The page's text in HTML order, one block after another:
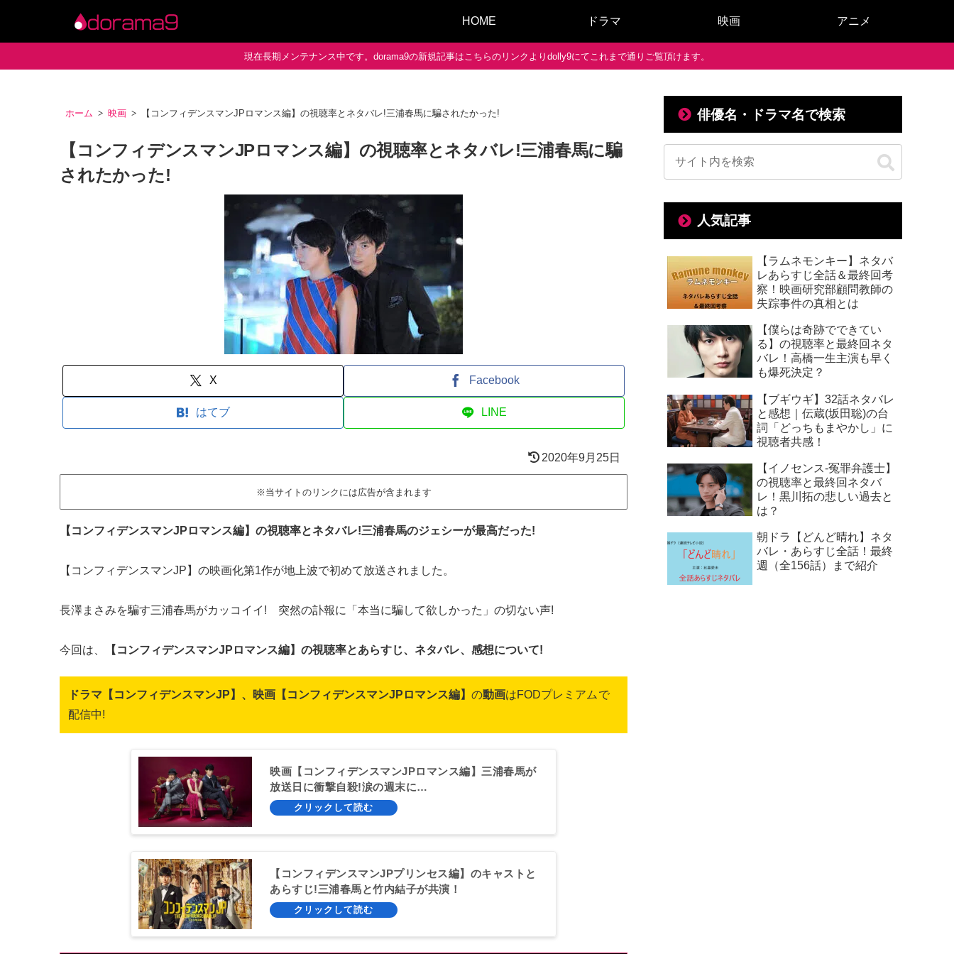
HOME ドラマ 映画 アニメ
現在長期メンテナンス中です。dorama9の新規記事はこちらのリンクよりdolly9にてこれまで通りご覧頂けます。
ホーム 映画 【コンフィデンスマンJPロマンス編】の視聴率とネタバレ!三浦春馬に騙されたかった!
【コンフィデンスマンJPロマンス編】の視聴率とネタバレ!三浦春馬に騙
されたかった!
X Facebook
はてブ LINE
2020年9月25日
※当サイトのリンクには広告が含まれます
【コンフィデンスマンJPロマンス編】の視聴率とネタバレ!三浦春馬のジェシーが最高だった!
【コンフィデンスマンJP】の映画化第1作が地上波で初めて放送されました。
長澤まさみを騙す三浦春馬がカッコイイ! 突然の訃報に「本当に騙して欲しかった」の切ない声!
今回は、 【コンフィデンスマンJPロマンス編】の視聴率とあらすじ、ネタバレ、感想について!
ドラマ【コンフィデンスマンJP】、映画【コンフィデンスマンJPロマンス編】 の動画はFODプレミアム で
配信中!
映画【コンフィデンスマンJPロマンス編】三浦春馬が
放送日に衝撃自殺!涙の週末に…
【コンフィデンスマンJPプリンセス編】のキャストと
あらすじ!三浦春馬と竹内結子が共演！
俳優名・ドラマ名で検索
人気記事
【ラムネモンキー】ネタバ
レあらすじ全話＆最終回考
察！映画研究部顧問教師の
失踪事件の真相とは
【僕らは奇跡でできてい
る】の視聴率と最終回ネタ
バレ！高橋一生主演も早く
も爆死決定？
【ブギウギ】32話ネタバレ
と感想｜伝蔵(坂田聡)の台
詞「どっちもまやかし」に
視聴者共感！
【イノセンス-冤罪弁護士】
の視聴率と最終回ネタバ
レ！黒川拓の悲しい過去と
は？
朝ドラ【どんど晴れ】ネタ
バレ・あらすじ全話！最終
週（全156話）まで紹介